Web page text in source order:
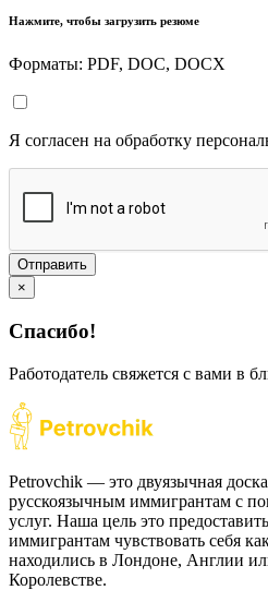
Нажмите, чтобы загрузить резюме
Форматы: PDF, DOC, DOCX
Я согласен на обработку
Отправить
×
Спасибо!
Работодатель свяжется с вами в
Petrovchik — это двуязычная
русскоязычным иммигрантам с
услуг. Наша цель это
иммигрантам чувствовать себя
находились в Лондоне, Англии
Королевстве.